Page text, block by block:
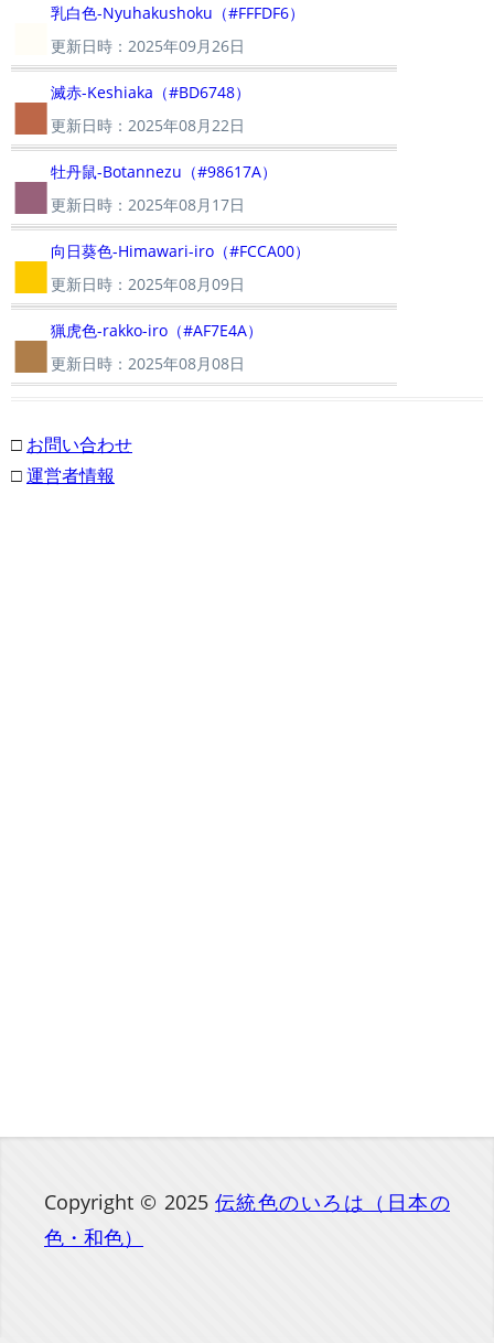
乳白色-Nyuhakushoku（#FFFDF6）
更新日時：2025年09月26日
■滅赤-Keshiaka（#BD6748）
更新日時：2025年08月22日
■牡丹鼠-Botannezu（#98617A）
更新日時：2025年08月17日
■ 向日葵色-Himawari-iro（#FCCA00）
更新日時：2025年08月09日
■猟虎色-rakko-iro（#AF7E4A）
更新日時：2025年08月08日
□ お問い合わせ
□運営者情報
Copyright © 2025 伝統色のいろは（日本の
色・和色）